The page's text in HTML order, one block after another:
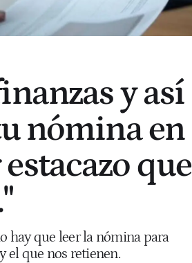
y así
nómina en
que
hay que leer la nómina para
el que nos retienen.